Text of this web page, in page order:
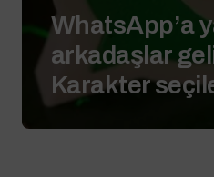
WhatsApp’a
arkadaşlar
Karakter